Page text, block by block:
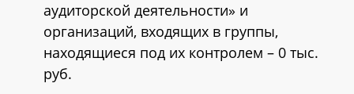
аудиторской деятельности» и
организаций, входящих в группы,
находящиеся под их контролем – 0 тыс.
руб.